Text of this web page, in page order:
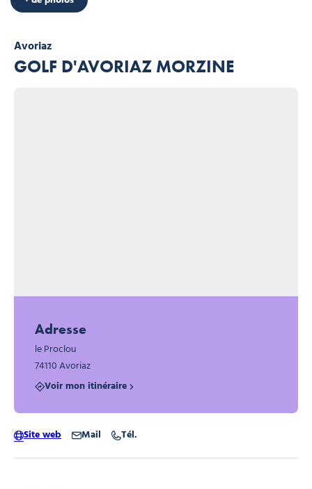
Avoriaz
GOLF D'AVORIAZ MORZINE
Adresse
le Proclou
74110 Avoriaz
Voir mon itinéraire
Site web Mail Tél.